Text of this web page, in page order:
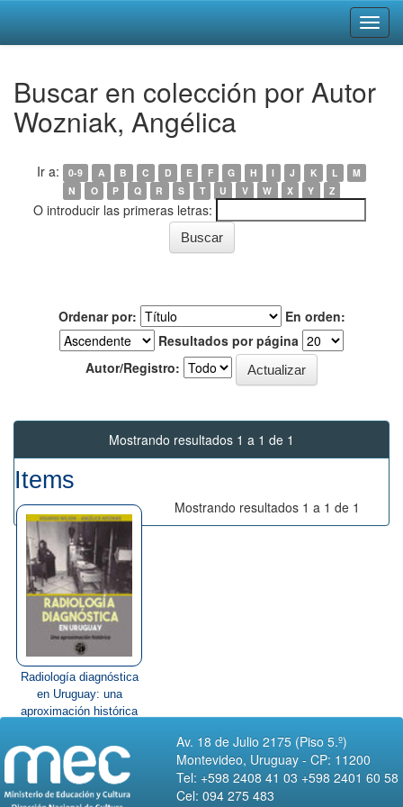
navigation
Buscar en colección por Autor
Wozniak, Angélica
Ir a: 0-9 A B C D E F G H I J K L
M
N
O P Q R S T U V W X Y Z
O introducir las primeras letras:
Ordenar por:
En orden:
Resultados por página
Autor/Registro:
Mostrando resultados 1 a 1 de 1
Items
Radiología diagnóstica
en Uruguay: una
aproximación histórica
Mostrando resultados 1 a 1 de 1
Av. 18 de Julio 2175 (Piso 5.º)
Montevideo, Uruguay - CP: 11200
Tel: +598 2408 41 03 +598 2401 60 58
Cel: 094 275 483